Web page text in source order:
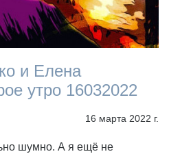
и Елена
утро 16032022
16 марта 2022 г.
шумно. А я ещё не